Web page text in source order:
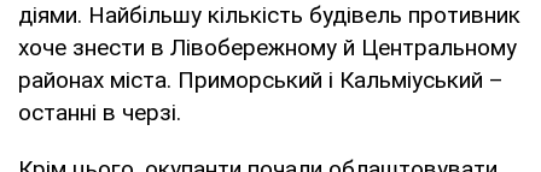
діями. Найбільшу кількість будівель противник
хоче знести в Лівобережному й Центральному
районах міста. Приморський і Кальміуський –
останні в черзі.